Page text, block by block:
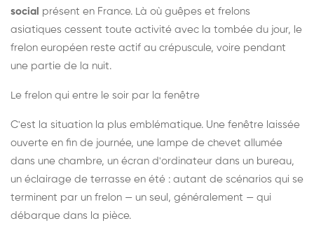
social présent en France. Là où guêpes et frelons
asiatiques cessent toute activité avec la tombée du jour, le
frelon européen reste actif au crépuscule, voire pendant
une partie de la nuit.
Le frelon qui entre le soir par la fenêtre
C'est la situation la plus emblématique. Une fenêtre laissée
ouverte en fin de journée, une lampe de chevet allumée
dans une chambre, un écran d'ordinateur dans un bureau,
un éclairage de terrasse en été : autant de scénarios qui se
terminent par un frelon — un seul, généralement — qui
débarque dans la pièce.